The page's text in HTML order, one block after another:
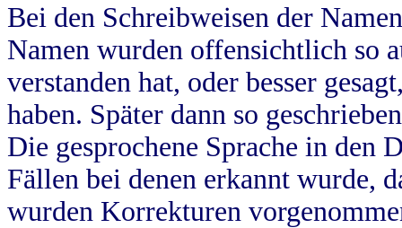
Bei den Schreibweisen der
Namen wurden offensichtlich so
verstanden hat, oder besser
haben. Später dann so
Die gesprochene Sprache in
Fällen bei denen erkannt wurde,
wurden Korrekturen